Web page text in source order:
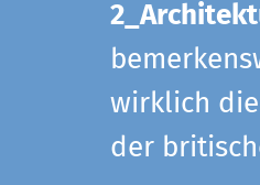
wirklich
der